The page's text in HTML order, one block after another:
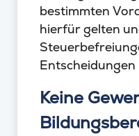
bestimmten
hierfür gelten
Keine